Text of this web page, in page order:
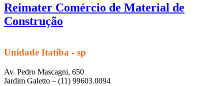
Reimater Comércio de Material de
Construção
Unidade Itatiba - sp
Av. Pedro Mascagni, 650
Jardim Galetto – (11) 99603.0094